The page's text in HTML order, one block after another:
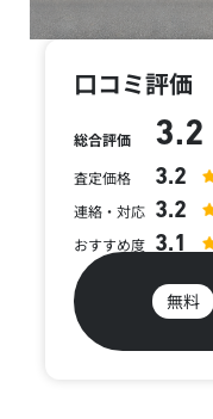
口コミ評価
総合評価 3.2
査定価格
連絡・対応
おすすめ度
3.2
3.2
3.1
無料